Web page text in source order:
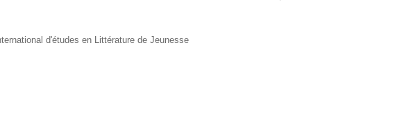
d'études en Littérature de Jeunesse